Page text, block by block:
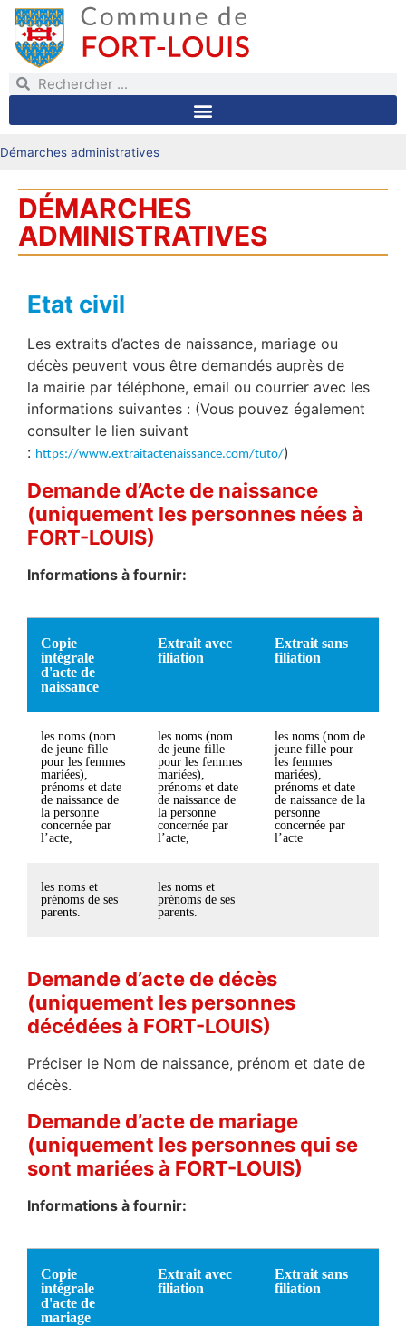
Démarches administratives
DÉMARCHES
ADMINISTRATIVES
Etat civil
Les extraits d’actes de naissance, mariage ou
décès peuvent vous être demandés auprès de
la mairie par téléphone, email ou courrier avec les
informations suivantes : (Vous pouvez également
consulter le lien suivant
: https://www.extraitactenaissance.com/tuto/)
Demande d’Acte de naissance
(uniquement les personnes nées à
FORT-LOUIS)
Informations à fournir:
Copie
intégrale
d'acte de
naissance
Extrait avec
filiation
Extrait sans
filiation
les noms (nom
de jeune fille
pour les femmes
mariées),
prénoms et date
de naissance de
la personne
concernée par
l’acte,
les noms (nom
de jeune fille
pour les femmes
mariées),
prénoms et date
de naissance de
la personne
concernée par
l’acte,
les noms (nom de
jeune fille pour
les femmes
mariées),
prénoms et date
de naissance de la
personne
concernée par
l’acte
les noms et
prénoms de ses
parents.
les noms et
prénoms de ses
parents.
Demande d’acte de décès
(uniquement les personnes
décédées à FORT-LOUIS)
Préciser le Nom de naissance, prénom et date de
décès.
Demande d’acte de mariage
(uniquement les personnes qui se
sont mariées à FORT-LOUIS)
Informations à fournir:
Copie
intégrale
d'acte de
mariage
Extrait avec
filiation
Extrait sans
filiation